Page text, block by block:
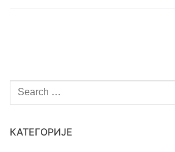
Тражи
за:
КАТЕГОРИЈЕ